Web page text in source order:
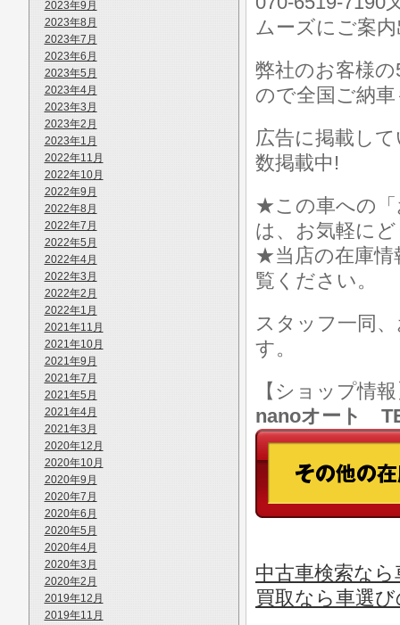
2023年9月
2023年8月
2023年7月
2023年6月
2023年5月
2023年4月
2023年3月
2023年2月
2023年1月
2022年11月
2022年10月
2022年9月
2022年8月
2022年7月
2022年5月
2022年4月
2022年3月
2022年2月
2022年1月
2021年11月
2021年10月
2021年9月
2021年7月
2021年5月
2021年4月
2021年3月
2020年12月
2020年10月
2020年9月
2020年7月
2020年6月
2020年5月
2020年4月
2020年3月
2020年2月
2019年12月
2019年11月
ムーズにご案
弊社のお客様
ので全国ご納
広告に掲載し
数掲載中!
★この車への「
は、お気軽に
★当店の在庫情
覧ください。
スタッフ一同
す。
【ショップ情
nanoオート
中古車検索な
買取なら車選